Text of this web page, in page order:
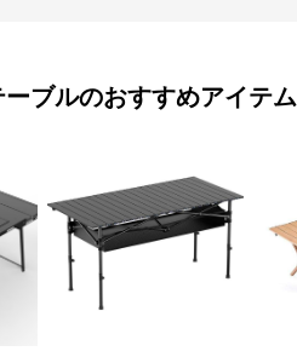
ーブルのおすすめアイテム